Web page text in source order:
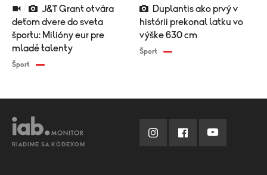
deťom dvere do sveta
športu: Milióny eur pre
mladé talenty
Šport
histórii prekonal latku vo
výške 630 cm
Šport
RIADIME SA KÓDEXOM